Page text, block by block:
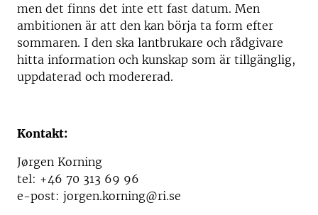
men det finns det inte ett fast datum. Men
ambitionen är att den kan börja ta form efter
sommaren. I den ska lantbrukare och rådgivare
hitta information och kunskap som är tillgänglig,
uppdaterad och modererad.
Kontakt:
Jørgen Korning
tel: +46 70 313 69 96
e-post: jorgen.korning@ri.se